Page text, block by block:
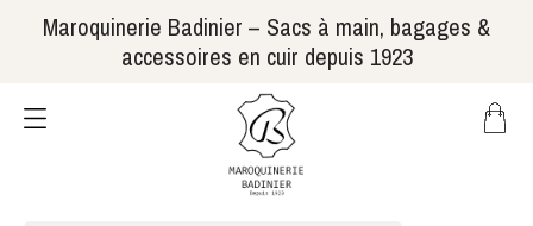
Maroquinerie Badinier – Sacs à main, bagages &
accessoires en cuir depuis 1923